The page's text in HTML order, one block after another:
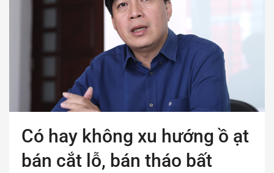
Có hay không xu hướng ồ ạt
bán cắt lỗ, bán tháo bất